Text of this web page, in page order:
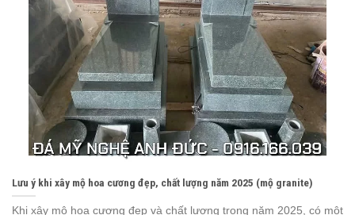
Lưu ý khi xây mộ hoa cương đẹp, chất lượng năm 2025 (mộ granite)
Khi xây mộ hoa cương đẹp và chất lượng trong năm 2025, có một